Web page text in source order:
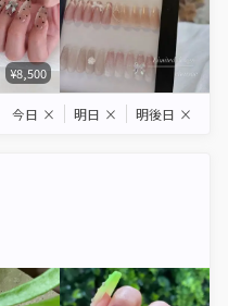
¥8,500
今日 × 明日 × 明後日 ×